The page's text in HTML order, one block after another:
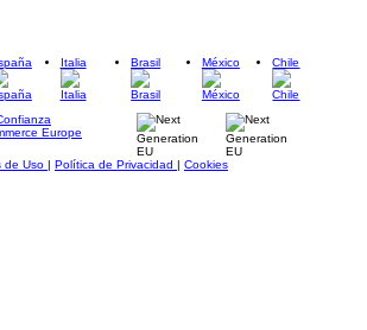
Italia Brasil México Chile
de Uso | Política de Privacidad | Cookies